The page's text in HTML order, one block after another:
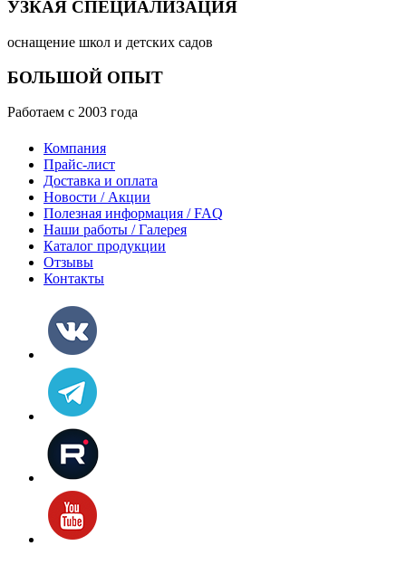
УЗКАЯ СПЕЦИАЛИЗАЦИЯ
оснащение школ и детских садов
БОЛЬШОЙ ОПЫТ
Работаем с 2003 года
Компания
Прайс-лист
Доставка и оплата
Новости / Акции
Полезная информация / FAQ
Наши работы / Галерея
Каталог продукции
Отзывы
Контакты